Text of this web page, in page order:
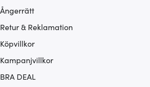
Ångerrätt
Retur & Reklamation
Köpvillkor
Kampanjvillkor
BRA DEAL